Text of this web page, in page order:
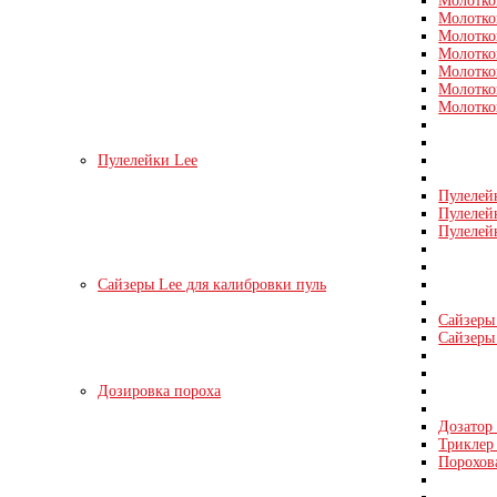
Пулелейки Lee
Сайзеры Lee для калибровки пуль
Дозировка пороха